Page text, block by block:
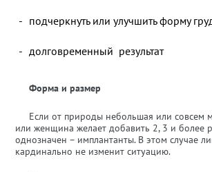
подчеркнуть или улучшить форму
долговременный результат
Форма и размер
Если от природы небольшая или совсем
или женщина желает добавить 2, 3 и более
однозначен – имплантанты. В этом случае
кардинально не изменит ситуацию.